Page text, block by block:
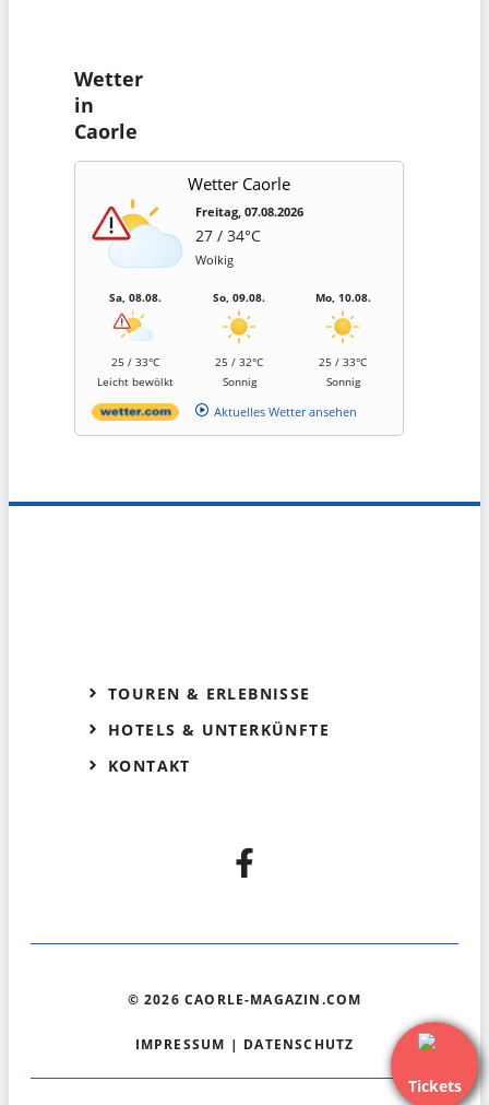
Wetter
in
Caorle
Wetter Caorle
Freitag, 07.08.2026
27 / 34°C
Wolkig
Sa, 08.08.
25 / 33°C
Leicht bewölkt
So, 09.08.
25 / 32°C
Sonnig
Mo, 10.08.
25 / 33°C
Sonnig
Aktuelles Wetter ansehen
Tickets
TOUREN & ERLEBNISSE
HOTELS & UNTERKÜNFTE
KONTAKT
© 2026 CAORLE-MAGAZIN.COM
IMPRESSUM | DATENSCHUTZ